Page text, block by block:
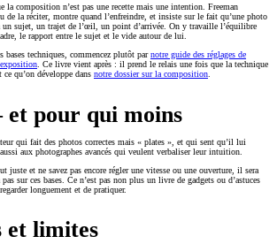
la composition n’est pas une recette mais une intention. Freeman
de la réciter, montre quand l’enfreindre, et insiste sur le fait qu’une photo
sujet, un trajet de l’œil, un point d’arrivée. On y travaille l’équilibre
le rapport entre le sujet et le vide autour de lui.
bases techniques, commencez plutôt parnotre guide des réglages de
. Ce livre vient après : il prend le relais une fois que la technique
qu’on développe dans notre dossier sur la composition
pour qui moins
qui fait des photos correctes mais « plates », et qui sent qu’il lui
aux photographes avancés qui veulent verbaliser leur intuition.
juste et ne savez pas encore régler une vitesse ou une ouverture, il sera
sur ces bases. Ce n’est pas non plus un livre de gadgets ou d’astuces
longuement et de pratiquer.
et limites